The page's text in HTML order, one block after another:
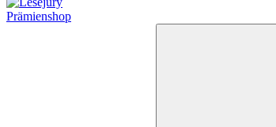
Prämienshop